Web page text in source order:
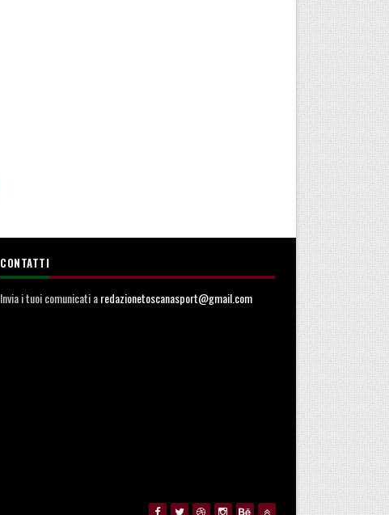
CONTATTI
Invia i tuoi comunicati aredazionetoscanasport@gmail.com